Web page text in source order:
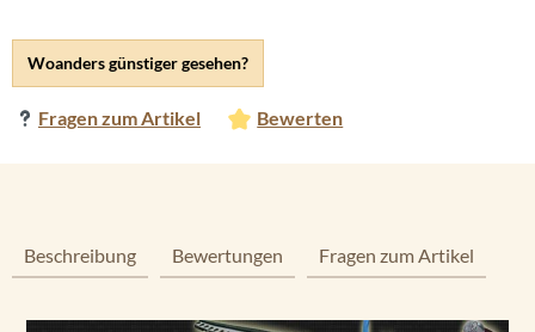
Woanders günstiger gesehen?
Fragen zum Artikel Bewerten
Beschreibung Bewertungen Fragen zum Artikel